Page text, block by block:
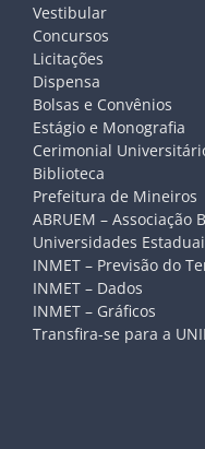
Vestibular
Concursos
Licitações
Dispensa
Bolsas e Convênios
Estágio e Monografia
Cerimonial
Biblioteca
Prefeitura de Mineiros
ABRUEM –
Universidades
INMET – Previsão do
INMET – Dados
INMET – Gráficos
Transfira-se para a